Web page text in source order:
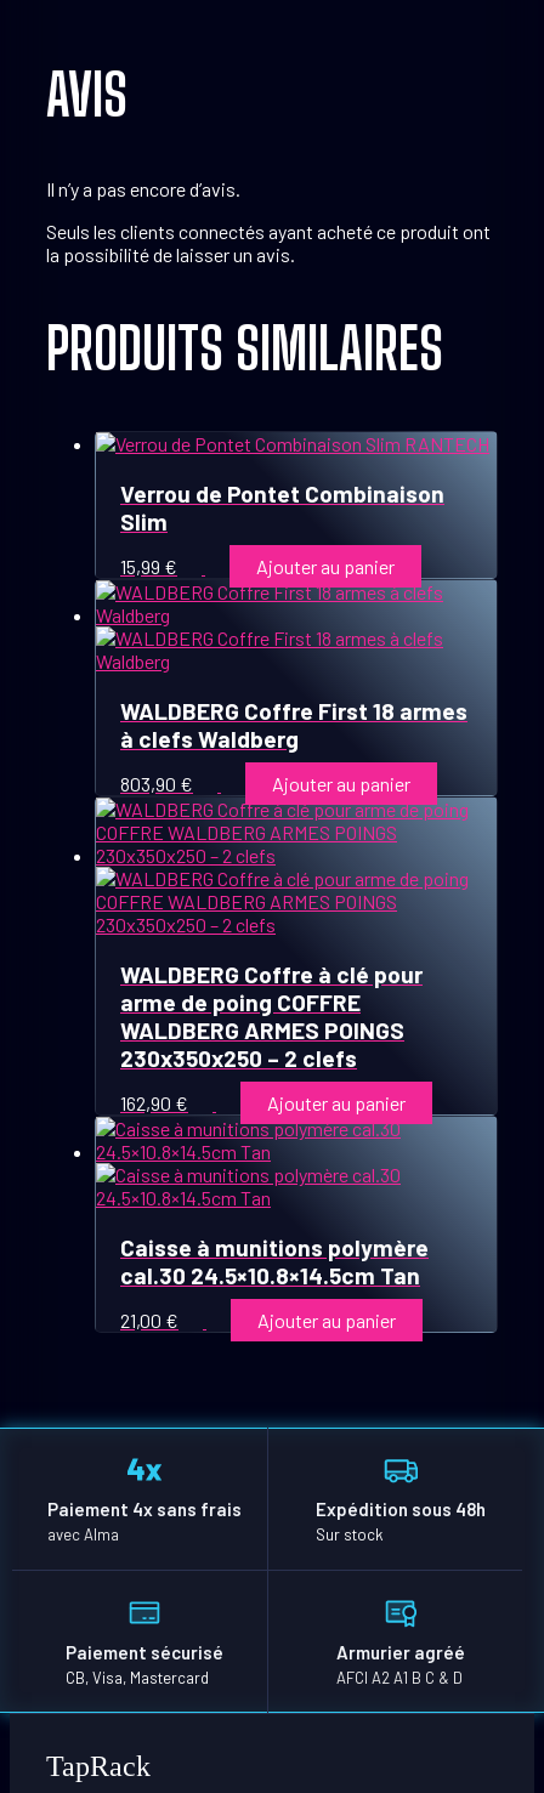
AVIS
Il n’y a pas encore d’avis.
Seuls les clients connectés ayant acheté ce produit ont
la possibilité de laisser un avis.
PRODUITS SIMILAIRES
Verrou de Pontet Combinaison
Slim
15,99 € Ajouter au panier
WALDBERG Coffre First 18 armes
à clefs Waldberg
803,90 € Ajouter au panier
WALDBERG Coffre à clé pour
arme de poing COFFRE
WALDBERG ARMES POINGS
230x350x250 – 2 clefs
162,90 € Ajouter au panier
Caisse à munitions polymère
cal.30 24.5×10.8×14.5cm Tan
21,00 € Ajouter au panier
Paiement 4x sans frais
avec Alma
Expédition sous 48h
Sur stock
Paiement sécurisé
CB, Visa, Mastercard
Armurier agréé
AFCI A2 A1 B C & D
TapRack